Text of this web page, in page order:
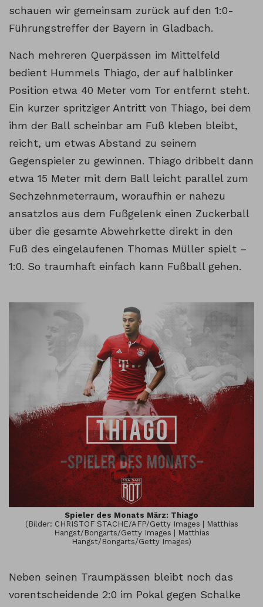
schauen wir gemeinsam zurück auf den 1:0-
Führungstreffer der Bayern in Gladbach.
Nach mehreren Querpässen im Mittelfeld
bedient Hummels Thiago, der auf halblinker
Position etwa 40 Meter vom Tor entfernt steht.
Ein kurzer spritziger Antritt von Thiago, bei dem
ihm der Ball scheinbar am Fuß kleben bleibt,
reicht, um etwas Abstand zu seinem
Gegenspieler zu gewinnen. Thiago dribbelt dann
etwa 15 Meter mit dem Ball leicht parallel zum
Sechzehnmeterraum, woraufhin er nahezu
ansatzlos aus dem Fußgelenk einen Zuckerball
über die gesamte Abwehrkette direkt in den
Fuß des eingelaufenen Thomas Müller spielt –
1:0. So traumhaft einfach kann Fußball gehen.
Spieler des Monats März: Thiago
(Bilder: CHRISTOF STACHE/AFP/Getty Images | Matthias
Hangst/Bongarts/Getty Images | Matthias
Hangst/Bongarts/Getty Images)
Neben seinen Traumpässen bleibt noch das
vorentscheidende 2:0 im Pokal gegen Schalke